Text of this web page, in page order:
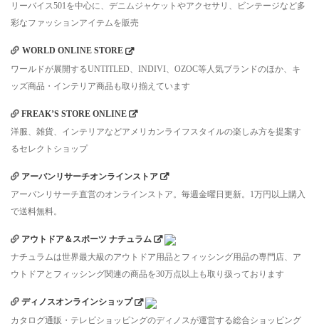
リーバイス501を中心に、デニムジャケットやアクセサリ、ビンテージなど多
彩なファッションアイテムを販売
WORLD ONLINE STORE
ワールドが展開するUNTITLED、INDIVI、OZOC等人気ブランドのほか、キ
ッズ商品・インテリア商品も取り揃えています
FREAK’S STORE ONLINE
洋服、雑貨、インテリアなどアメリカンライフスタイルの楽しみ方を提案す
るセレクトショップ
アーバンリサーチオンラインストア
アーバンリサーチ直営のオンラインストア。毎週金曜日更新。1万円以上購入
で送料無料。
アウトドア＆スポーツ ナチュラム
ナチュラムは世界最大級のアウトドア用品とフィッシング用品の専門店、ア
ウトドアとフィッシング関連の商品を30万点以上も取り扱っております
ディノスオンラインショップ
カタログ通販・テレビショッピングのディノスが運営する総合ショッピング